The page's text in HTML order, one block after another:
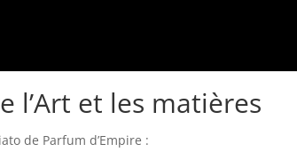
l’Art et les matières
de Parfum d’Empire :